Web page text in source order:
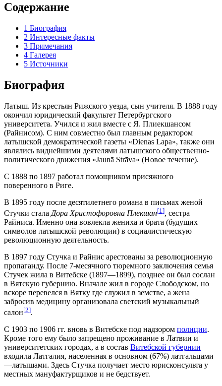
Содержание
1 Биография
2 Интересные факты
3 Примечания
4 Галерея
5 Источники
Биография
Латыш. Из крестьян Рижского уезда, сын учителя. В 1888 году
окончил юридический факультет Петербургского
университета. Учился и жил вместе с Я. Плиекшансом
(Райнисом). С ним совместно был главным редактором
латышской демократической газеты «Dienas Lapa», также они
являлись виднейшими деятелями латышского общественно-
политического движения «Jaunā Strāva» (Новое течение).
С 1888 по 1897 работал помощником присяжного
поверенного в Риге.
В 1895 году после десятилетнего романа в письмах женой
Стучки стала Дора Христофоровна Плекшан[1 ], сестра
Райниса. Именно она вовлекла жениха и брата (будущих
символов латышской революции) в социалистическую
революционную деятельность.
В 1897 году Стучка и Райнис арестованы за революционную
пропаганду. После 7-месячного тюремного заключения семья
Стучек жила в Витебске (1897—1899), позднее он был сослан
в Вятскую губернию. Вначале жил в городе Слободском, но
вскоре перевелся в Вятку где служил в земстве, а жена
забросив медицину организовала светский музыкальный
салон[2].
С 1903 по 1906 гг. вновь в Витебске под надзором полиции.
Кроме того ему было запрещено проживание в Латвии и
университетских городах, а в состав Витебской губернии
входила Латгалия, населенная в основном (67%) латгальцами
—латышами. Здесь Стучка получает место юрисконсульта у
местных мануфактурщиков и не бедствует.